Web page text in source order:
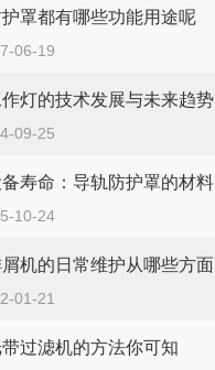
罩都有哪些功能用途呢
06-19
灯的技术发展与未来趋势
09-25
10-24
01-21
过滤机的方法你可知